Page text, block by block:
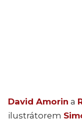
David Amorin a
ilustrátorem